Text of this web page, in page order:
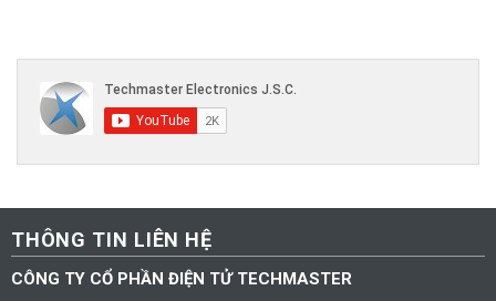
THÔNG TIN LIÊN HỆ
CÔNG TY CỔ PHẦN ĐIỆN TỬ TECHMASTER